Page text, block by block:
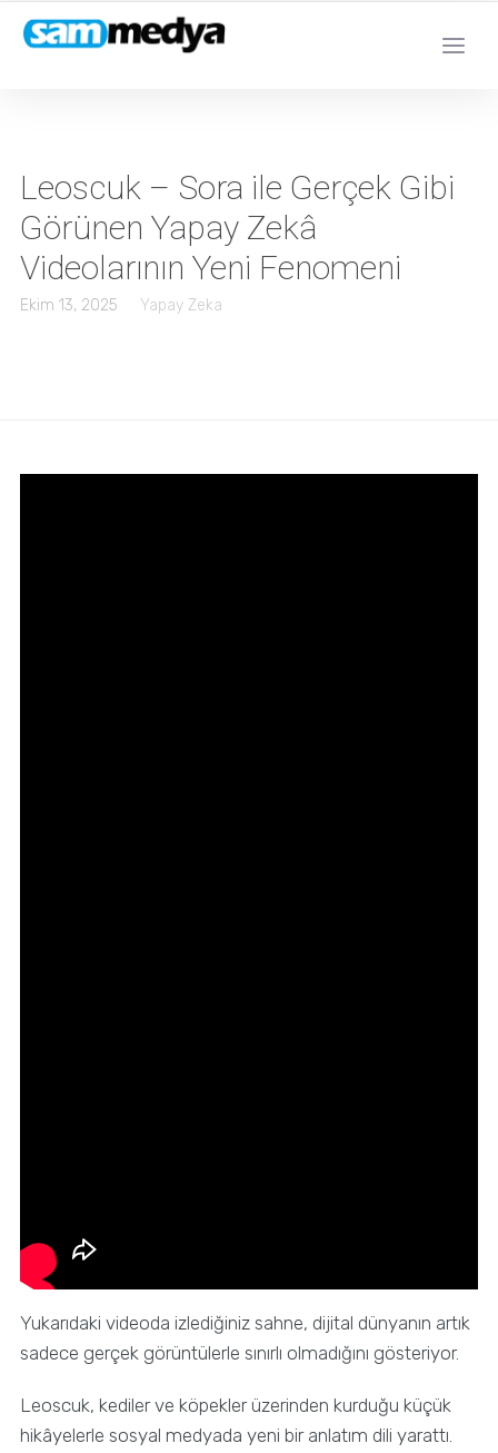
Leoscuk – Sora ile Gerçek Gibi
Görünen Yapay Zekâ
Videolarının Yeni Fenomeni
Ekim 13, 2025 Yapay Zeka
Yukarıdaki videoda izlediğiniz sahne, dijital dünyanın artık
sadece gerçek görüntülerle sınırlı olmadığını gösteriyor.
Leoscuk, kediler ve köpekler üzerinden kurduğu küçük
hikâyelerle sosyal medyada yeni bir anlatım dili yarattı.